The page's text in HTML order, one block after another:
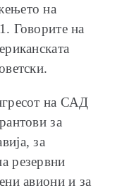
на
Говорите на
на САД
за
за
резервни
авиони и за